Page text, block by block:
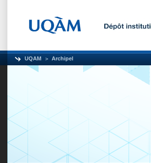
UQAM Archipel